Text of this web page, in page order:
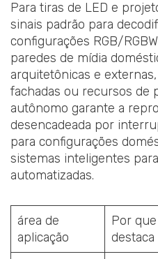
Para tiras de LED e
sinais padrão para
configurações RGB/
paredes de mídia
arquitetônicas e
fachadas ou recursos de
autônomo garante a
desencadeada por
para configurações
sistemas inteligentes
automatizadas.
área de
aplicação
Por
destaca